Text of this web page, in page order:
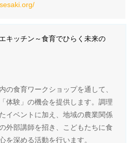
キッチン～食育でひらく未来の
の食育ワークショップを通して、
体験」の機会を提供します。調理
イベントに加え、地域の農業関係
外部講師を招き、こどもたちに食
を深める活動を行います。